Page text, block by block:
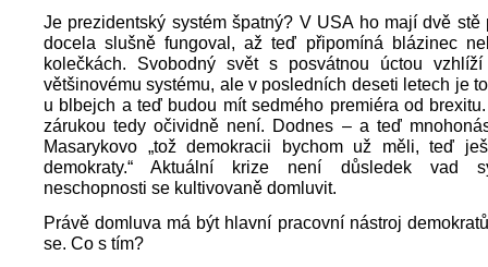
Je prezidentský systém špatný? V USA ho mají dvě stě
docela slušně fungoval, až teď připomíná blázinec
kolečkách. Svobodný svět s posvátnou úctou
většinovému systému, ale v posledních deseti letech je
u blbejch a teď budou mít sedmého premiéra od
zárukou tedy očividně není. Dodnes – a teď
Masarykovo „tož demokracii bychom už měli, teď
demokraty.“ Aktuální krize není důsledek vad
neschopnosti se kultivovaně domluvit.
Právě domluva má být hlavní pracovní nástroj
se. Co s tím?